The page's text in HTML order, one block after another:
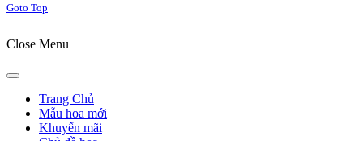
Goto Top
Close Menu
Trang Chủ
Mẫu hoa mới
Khuyến mãi